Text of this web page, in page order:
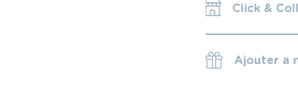
Click &
Ajouter a